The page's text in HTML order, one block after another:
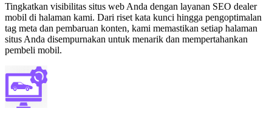
Tingkatkan visibilitas situs web Anda dengan layanan SEO dealer
mobil di halaman kami. Dari riset kata kunci hingga pengoptimalan
tag meta dan pembaruan konten, kami memastikan setiap halaman
situs Anda disempurnakan untuk menarik dan mempertahankan
pembeli mobil.